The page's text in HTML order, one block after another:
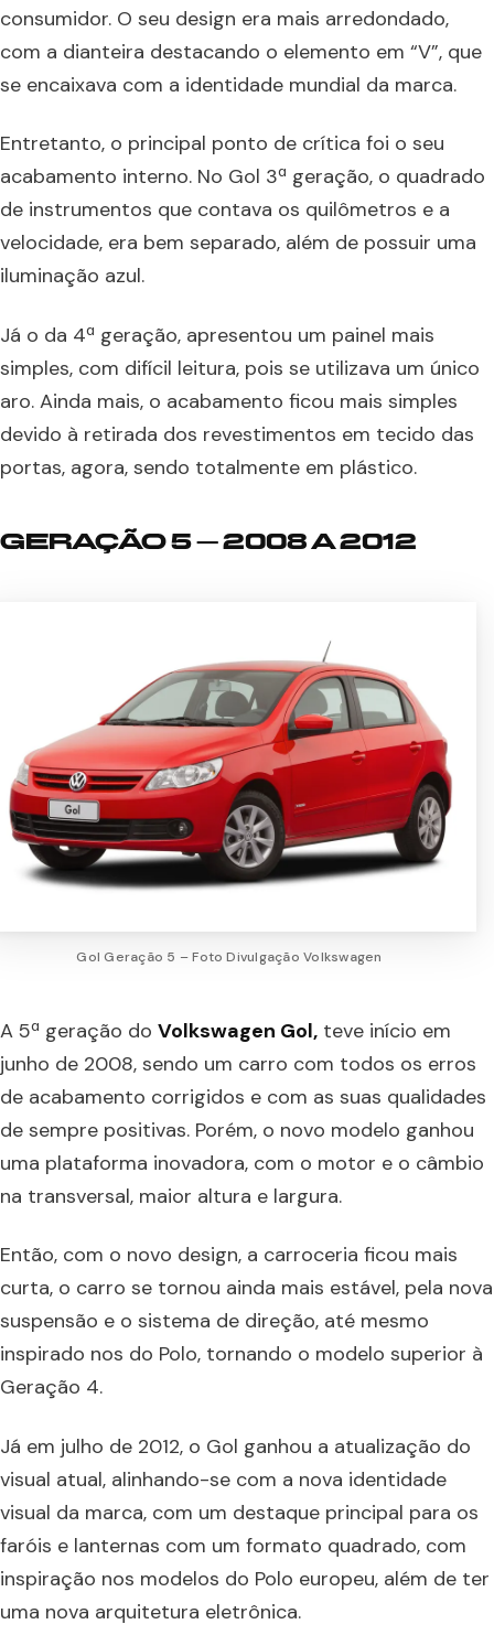
consumidor. O seu design era mais arredondado,
com a dianteira destacando o elemento em “V”, que
se encaixava com a identidade mundial da marca.
Entretanto, o principal ponto de crítica foi o seu
acabamento interno. No Gol 3ª geração, o quadrado
de instrumentos que contava os quilômetros e a
velocidade, era bem separado, além de possuir uma
iluminação azul.
Já o da 4ª geração, apresentou um painel mais
simples, com difícil leitura, pois se utilizava um único
aro. Ainda mais, o acabamento ficou mais simples
devido à retirada dos revestimentos em tecido das
portas, agora, sendo totalmente em plástico.
GERAÇÃO 5 – 2008 A 2012
Gol Geração 5 – Foto Divulgação Volkswagen
A 5ª geração do Volkswagen Gol, teve início em
junho de 2008, sendo um carro com todos os erros
de acabamento corrigidos e com as suas qualidades
de sempre positivas. Porém, o novo modelo ganhou
uma plataforma inovadora, com o motor e o câmbio
na transversal, maior altura e largura.
Então, com o novo design, a carroceria ficou mais
curta, o carro se tornou ainda mais estável, pela nova
suspensão e o sistema de direção, até mesmo
inspirado nos do Polo, tornando o modelo superior à
Geração 4.
Já em julho de 2012, o Gol ganhou a atualização do
visual atual, alinhando-se com a nova identidade
visual da marca, com um destaque principal para os
faróis e lanternas com um formato quadrado, com
inspiração nos modelos do Polo europeu, além de ter
uma nova arquitetura eletrônica.